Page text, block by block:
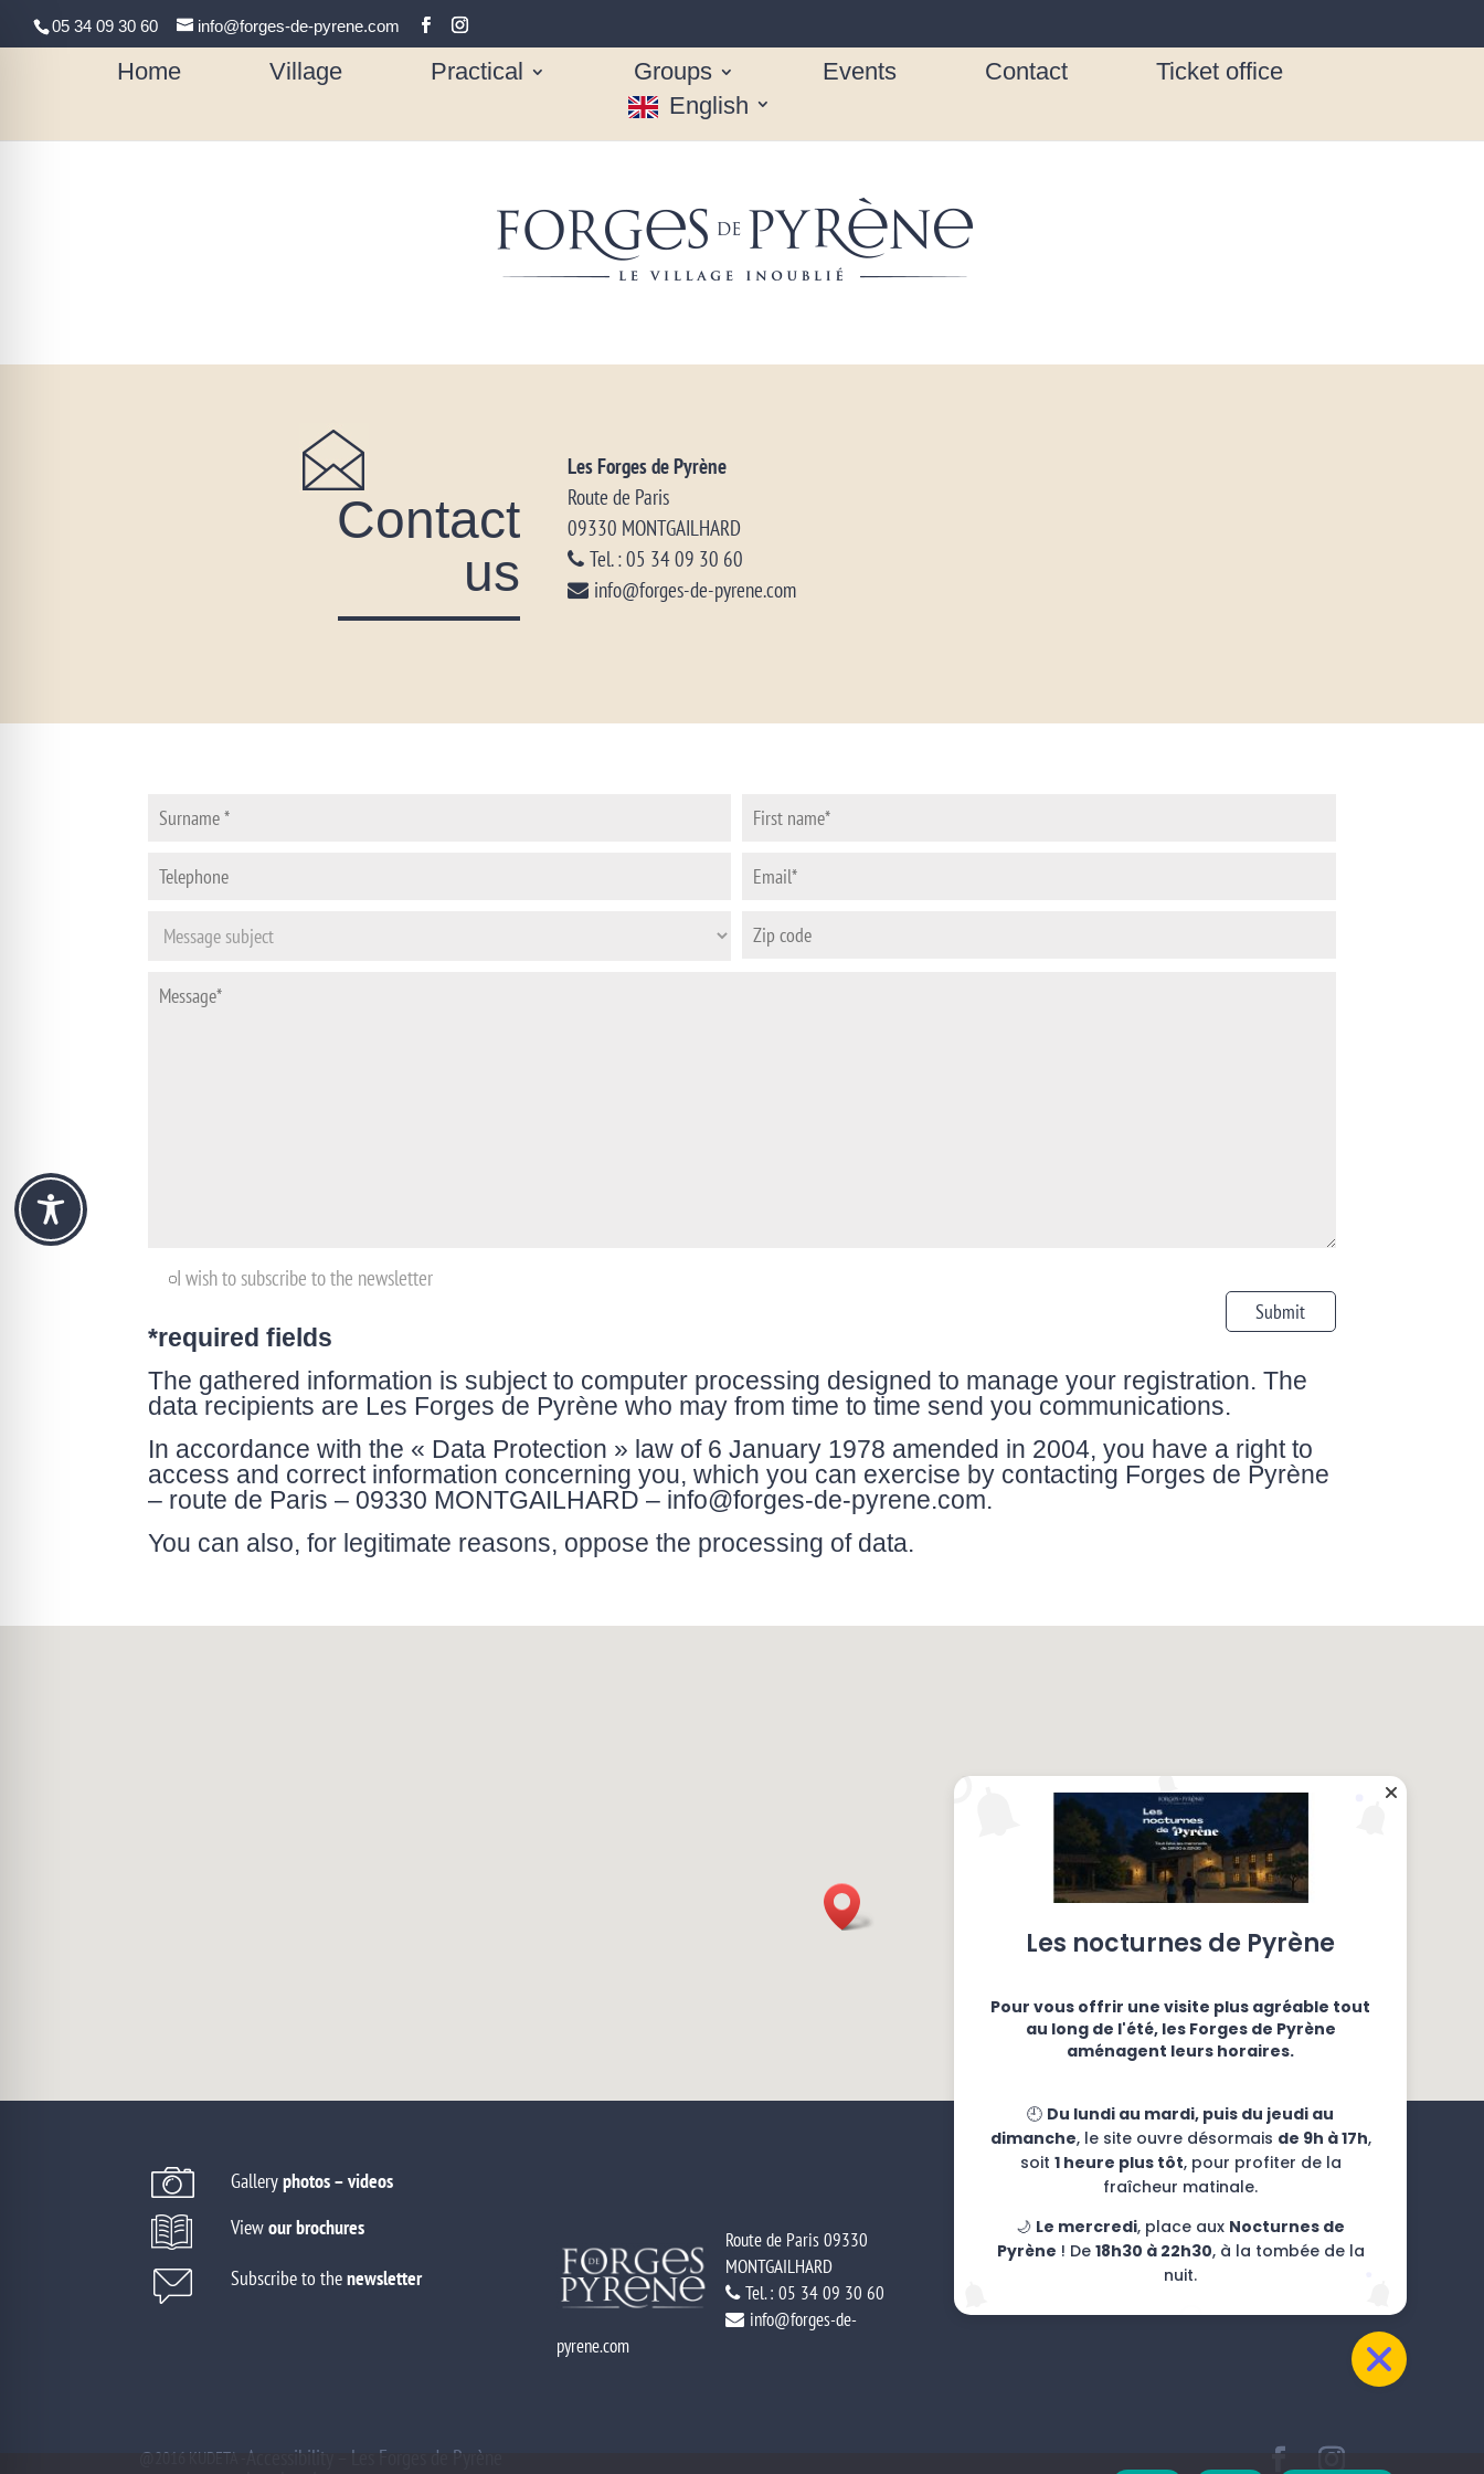
05 34 09 30 60 info@forges-de-pyrene.com
Home Village Practical Groups Events Contact
Ticket office
English
Contact
us
Les Forges de Pyrène
Route de Paris
09330 MONTGAILHARD
Tel. : 05 34 09 30 60
info@forges-de-pyrene.com
I wish to subscribe to the newsletter
*required fields
The gathered information is subject to computer processing designed to manage your registration. The
data recipients are Les Forges de Pyrène who may from time to time send you communications.
In accordance with the « Data Protection » law of 6 January 1978 amended in 2004, you have a right to
access and correct information concerning you, which you can exercise by contacting Forges de Pyrène
– route de Paris – 09330 MONTGAILHARD – info@forges-de-pyrene.com.
You can also, for legitimate reasons, oppose the processing of data.
Galleryphotos – videos
Viewour brochures
Subscribe to thenewsletter
Route de Paris 09330
MONTGAILHARD
Tel. : 05 34 09 30 60
info@forges-de-
pyrene.com
@2016 KUDETA -
Accessibility – Les Forges de Pyrène
Les nocturnes de Pyrène
Pour vous offrir une visite plus agréable tout
au long de l'été, les Forges de Pyrène
aménagent leurs horaires.
🕘 Du lundi au mardi, puis du jeudi au
dimanche, le site ouvre désormais de 9h à 17h,
soit 1 heure plus tôt, pour profiter de la
fraîcheur matinale.
🌙 Le mercredi, place aux Nocturnes de
Pyrène ! De 18h30 à 22h30, à la tombée de la
nuit.